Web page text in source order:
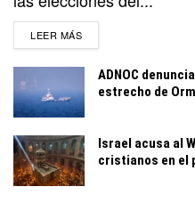
LEER MÁSDETAILS
ADNOC
estrecho de
Israel acusa al
cristianos en el